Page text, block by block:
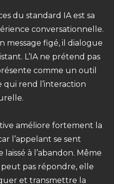
du standard IA est sa
conversationnelle.
message figé, il dialogue
L’IA ne prétend pas
comme un outil
qui rend l’interaction
améliore fortement la
l’appelant se sent
à l’abandon. Même
peut pas répondre, elle
et transmettre la